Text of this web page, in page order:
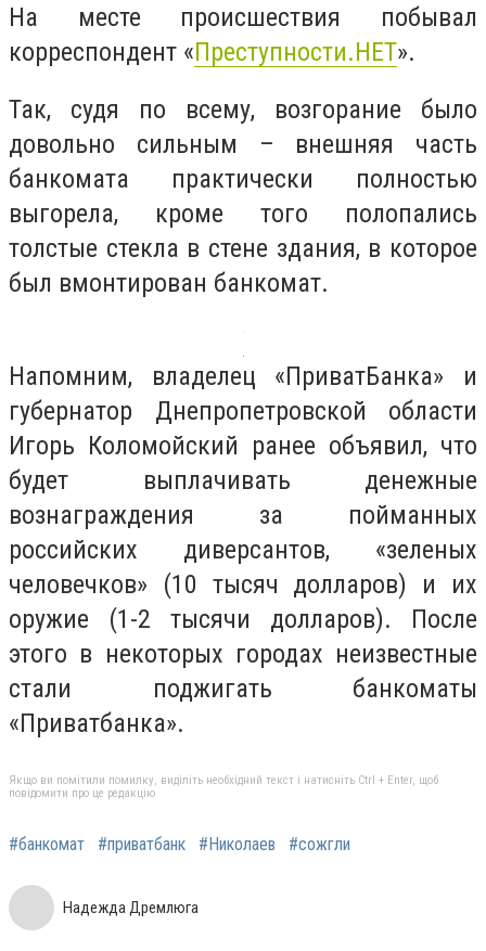
На месте происшествия побывал
корреспондент «Преступности.НЕТ».
Так, судя по всему, возгорание было
довольно сильным – внешняя часть
банкомата практически полностью
выгорела, кроме того полопались
толстые стекла в стене здания, в которое
был вмонтирован банкомат.
Напомним, владелец «ПриватБанка» и
губернатор Днепропетровской области
Игорь Коломойский ранее объявил, что
будет выплачивать денежные
вознаграждения за пойманных
российских диверсантов, «зеленых
человечков» (10 тысяч долларов) и их
оружие (1-2 тысячи долларов). После
этого в некоторых городах неизвестные
стали поджигать банкоматы
«Приватбанка».
Якщо ви помітили помилку, виділіть необхідний текст і натисніть Ctrl + Enter, щоб
повідомити про це редакцію
#банкомат #приватбанк #Николаев #сожгли
Надежда Дремлюга